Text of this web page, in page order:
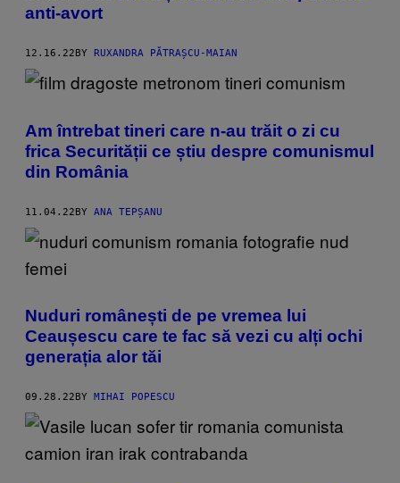
anti-avort
12.16.22 BY RUXANDRA PĂTRAȘCU-MAIAN
Am întrebat tineri care n-au trăit o zi cu
frica Securității ce știu despre comunismul
din România
11.04.22BY ANA TEPȘANU
Nuduri românești de pe vremea lui
Ceaușescu care te fac să vezi cu alți ochi
generația alor tăi
09.28.22 BY MIHAI POPESCU